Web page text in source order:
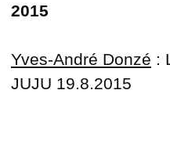
2015
Yves-André Donzé :
JUJU 19.8.2015